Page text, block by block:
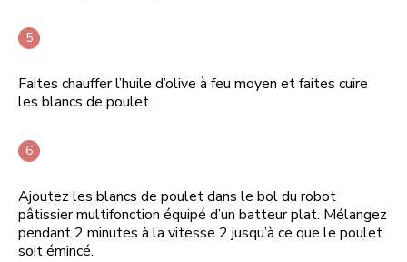
Faites chauffer l’huile d’olive à feu moyen et faites cuire
les blancs de poulet.
Ajoutez les blancs de poulet dans le bol du robot
pâtissier multifonction équipé d’un batteur plat. Mélangez
pendant 2 minutes à la vitesse 2 jusqu’à ce que le poulet
soit émincé.